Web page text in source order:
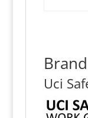
Brand
Uci